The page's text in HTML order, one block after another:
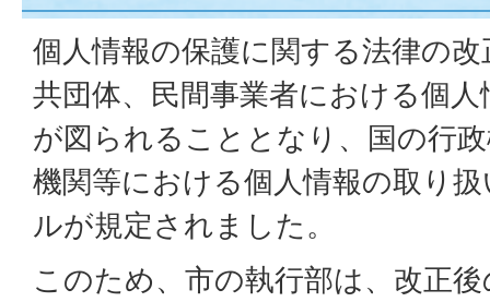
個人情報の保護に関する法律の
共団体、民間事業者における個
が図られることとなり、国の行
機関等における個人情報の取り
ルが規定されました。
このため、市の執行部は、改正